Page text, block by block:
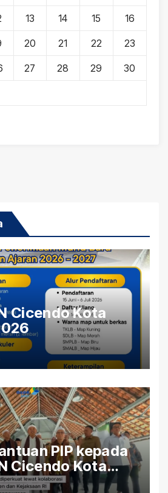
13 14 15 16
20 21 22 23
27 28 29 30
Cicendo Kota
PIP kepada
Cicendo Kota